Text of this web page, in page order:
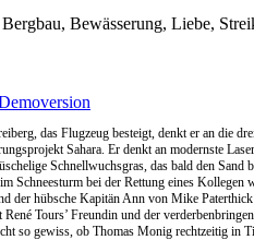
Bewässerung, Liebe,
das Flugzeug besteigt, denkt er an die
Sahara. Er denkt an modernste
Schnellwuchsgras, das bald den Sand
Schneesturm bei der Rettung eines Kollegen
der hübsche Kapitän Ann von Mike
Tours’ Freundin und der
so gewiss, ob Thomas Monig rechtzeitig in